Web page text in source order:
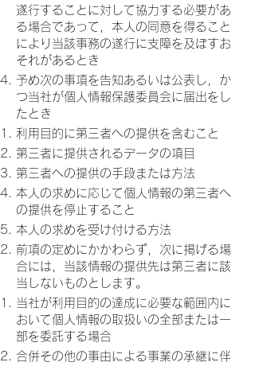
遂行することに対して協力する必要があ
る場合であって，本人の同意を得ること
により当該事務の遂行に支障を及ぼすお
それがあるとき
予め次の事項を告知あるいは公表し，か
つ当社が個人情報保護委員会に届出をし
たとき
利用目的に第三者への提供を含むこと
第三者に提供されるデータの項目
第三者への提供の手段または方法
本人の求めに応じて個人情報の第三者へ
の提供を停止すること
本人の求めを受け付ける方法
前項の定めにかかわらず，次に掲げる場
合には，当該情報の提供先は第三者に該
当しないものとします。
当社が利用目的の達成に必要な範囲内に
おいて個人情報の取扱いの全部または一
部を委託する場合
合併その他の事由による事業の承継に伴